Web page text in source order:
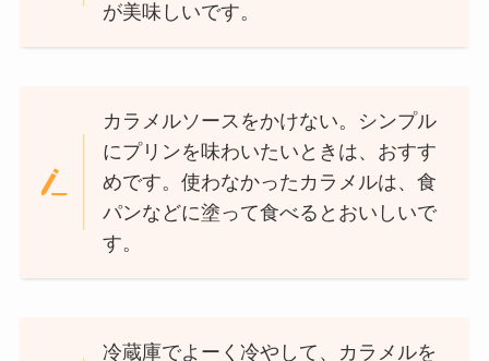
が美味しいです。
カラメルソースをかけない。シンプル
にプリンを味わいたいときは、おすす
めです。使わなかったカラメルは、食
パンなどに塗って食べるとおいしいで
す。
冷蔵庫でよーく冷やして、カラメルを